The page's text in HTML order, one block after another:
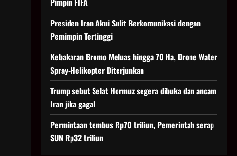
Pimpin FIFA
Presiden Iran Akui Sulit Berkomunikasi dengan
Pemimpin Tertinggi
Kebakaran Bromo Meluas hingga 70 Ha, Drone Water
Spray-Helikopter Diterjunkan
Trump sebut Selat Hormuz segera dibuka dan ancam
Iran jika gagal
Permintaan tembus Rp70 triliun, Pemerintah serap
SUN Rp32 triliun